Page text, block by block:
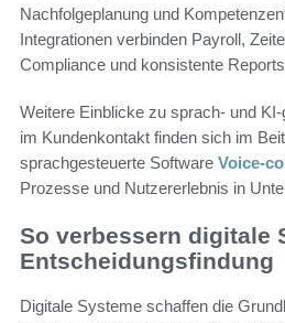
Nachfolgeplanung und
Integrationen verbinden Payroll,
Compliance und konsistente
Weitere Einblicke zu sprach- und
im Kundenkontakt finden sich im
sprachgesteuerte Software Voice-
Prozesse und Nutzererlebnis in
So verbessern digitale
Entscheidungsfindung
Digitale Systeme schaffen die